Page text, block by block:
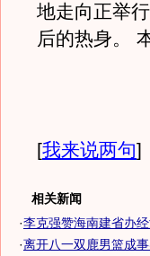
地走向正举
后的热身。
[我来说两句]
相关新闻
·李克强赞海南建省办
·离开八一双鹿男篮成